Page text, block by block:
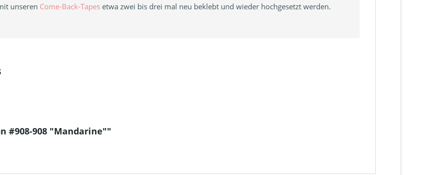
unseren Come-Back-Tapes etwa zwei bis drei mal neu beklebt und wieder hochgesetzt werden.
#908-908 "Mandarine""